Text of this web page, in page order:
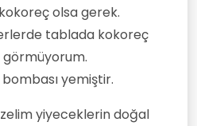
olsa gerek.
tablada kokoreç
yemiştir.
yiyeceklerin doğal